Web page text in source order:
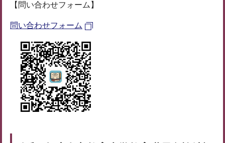
【問い合わせフォーム】
問い合わせフォーム